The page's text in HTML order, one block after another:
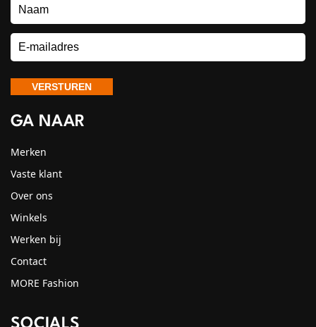
GA NAAR
Merken
Vaste klant
Over ons
Winkels
Werken bij
Contact
MORE Fashion